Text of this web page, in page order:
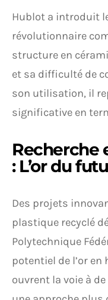
Hublot a introduit
révolutionnaire
structure en
et sa difficulté de
son utilisation, il
significative en
Recherche
: L’or du
Des projets
plastique recyclé
Polytechnique
potentiel de l’or en
ouvrent la voie à